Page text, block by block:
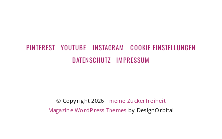
PINTEREST YOUTUBE INSTAGRAM
COOKIE EINSTELLUNGEN
DATENSCHUTZ
IMPRESSUM
© Copyright 2026 - meine Zuckerfreiheit
Magazine WordPress Themes by DesignOrbital